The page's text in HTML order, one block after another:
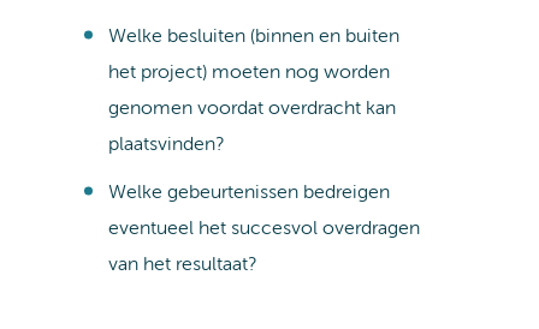
Welke besluiten (binnen en buiten
het project) moeten nog worden
genomen voordat overdracht kan
plaatsvinden?
Welke gebeurtenissen bedreigen
eventueel het succesvol overdragen
van het resultaat?